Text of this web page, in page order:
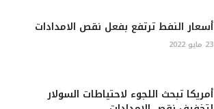
أسعار النفط ترتفع بفعل نقص الامدادات
23 مايو 2022
أمريكا تبحث اللجوء لاحتياطات السولار